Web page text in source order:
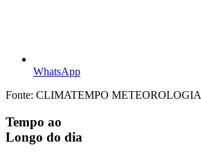
WhatsApp
Fonte: CLIMATEMPO METEOROLOGIA
Tempo ao
Longo do dia